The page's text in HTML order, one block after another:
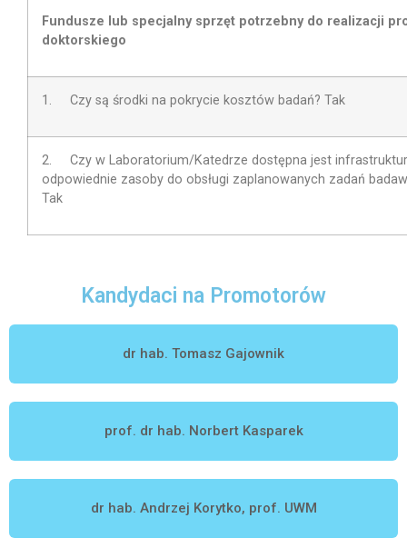
Fundusze lub specjalny sprzęt potrzebny do realizacji
doktorskiego
1. Czy są środki na pokrycie kosztów badań? Tak
2. Czy w Laboratorium/Katedrze dostępna jest
odpowiednie zasoby do obsługi zaplanowanych zadań
Tak
Kandydaci na Promotorów
dr hab. Tomasz Gajownik
prof. dr hab. Norbert Kasparek
dr hab. Andrzej Korytko, prof. UWM